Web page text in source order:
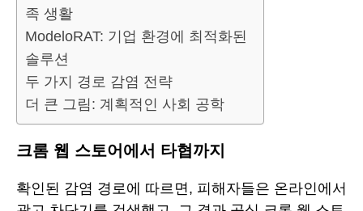
족 생활
ModeloRAT: 기업 환경에 최적화된
솔루션
두 가지 경로 감염 전략
더 큰 그림: 계획적인 사회 공학
크롬 웹 스토어에서 타협까지
확인된 감염 경로에 따르면, 피해자들은 온라인에서